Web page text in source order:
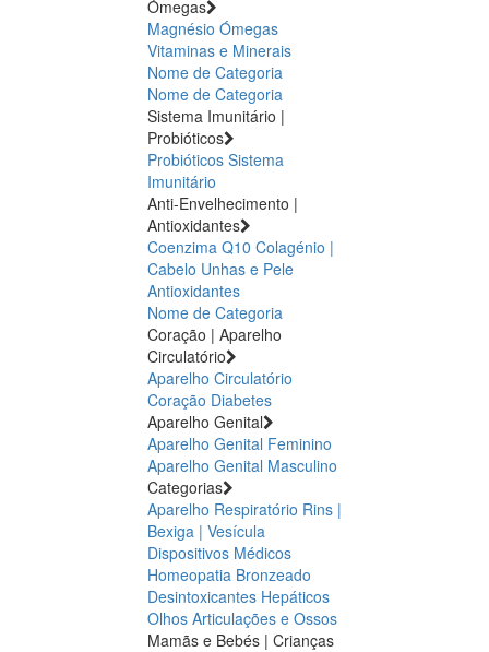
Ómegas
Magnésio Ómegas
Vitaminas e Minerais
Nome de Categoria
Nome de Categoria
Sistema Imunitário |
Probióticos
Probióticos Sistema
Imunitário
Anti-Envelhecimento |
Antioxidantes
Coenzima Q10 Colagénio |
Cabelo Unhas e Pele
Antioxidantes
Nome de Categoria
Coração | Aparelho
Circulatório
Aparelho Circulatório
Coração Diabetes
Aparelho Genital
Aparelho Genital Feminino
Aparelho Genital Masculino
Categorias
Aparelho Respiratório Rins |
Bexiga | Vesícula
Dispositivos Médicos
Homeopatia Bronzeado
Desintoxicantes Hepáticos
Olhos Articulações e Ossos
Mamãs e Bebés | Crianças